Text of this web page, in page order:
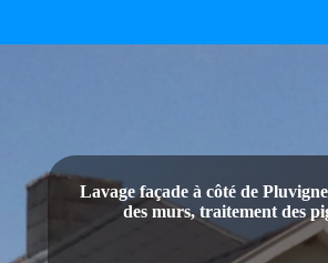
Lavage façade à côté de
des murs, traitement des